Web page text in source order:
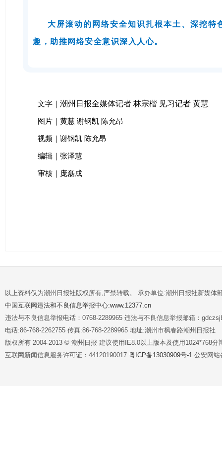
大屏滚动的网络安全知识扎根本土、深挖
趣，助推网络安全意识深入人心。
文字｜潮州日报全媒体记者 林宗楷 见习记者 黄慧
图片｜黄慧 谢钢凯 陈允昂
视频｜谢钢凯 陈允昂
编辑｜张泽慧
审核｜庞磊成
以上资料仅为潮州日报社版权所有,严禁转载。 承办单位:潮州日报社新媒体
中国互联网违法和不良信息举报中心:www.12377.cn
违法与不良信息举报电话：0768-2289965 违法与不良信息举报邮箱：
电话:86-768-2262755 传真:86-768-2289965 地址:潮州市枫春路潮州日报社
版权所有 2004-2013 © 潮州日报 建议使用IE8.0以上版本及使用1024*768分
互联网新闻信息服务许可证：44120190017 粤ICP备13030909号-1 公安网站